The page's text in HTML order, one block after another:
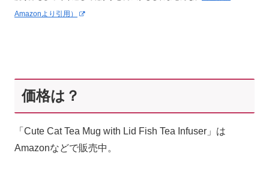
Amazonより引用）
価格は？
「Cute Cat Tea Mug with Lid Fish Tea Infuser」は
Amazonなどで販売中。